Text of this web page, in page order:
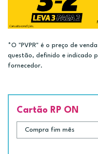
*O "PVPR" é o preço de
questão, definido e indicado
fornecedor.
Cartão RP ON